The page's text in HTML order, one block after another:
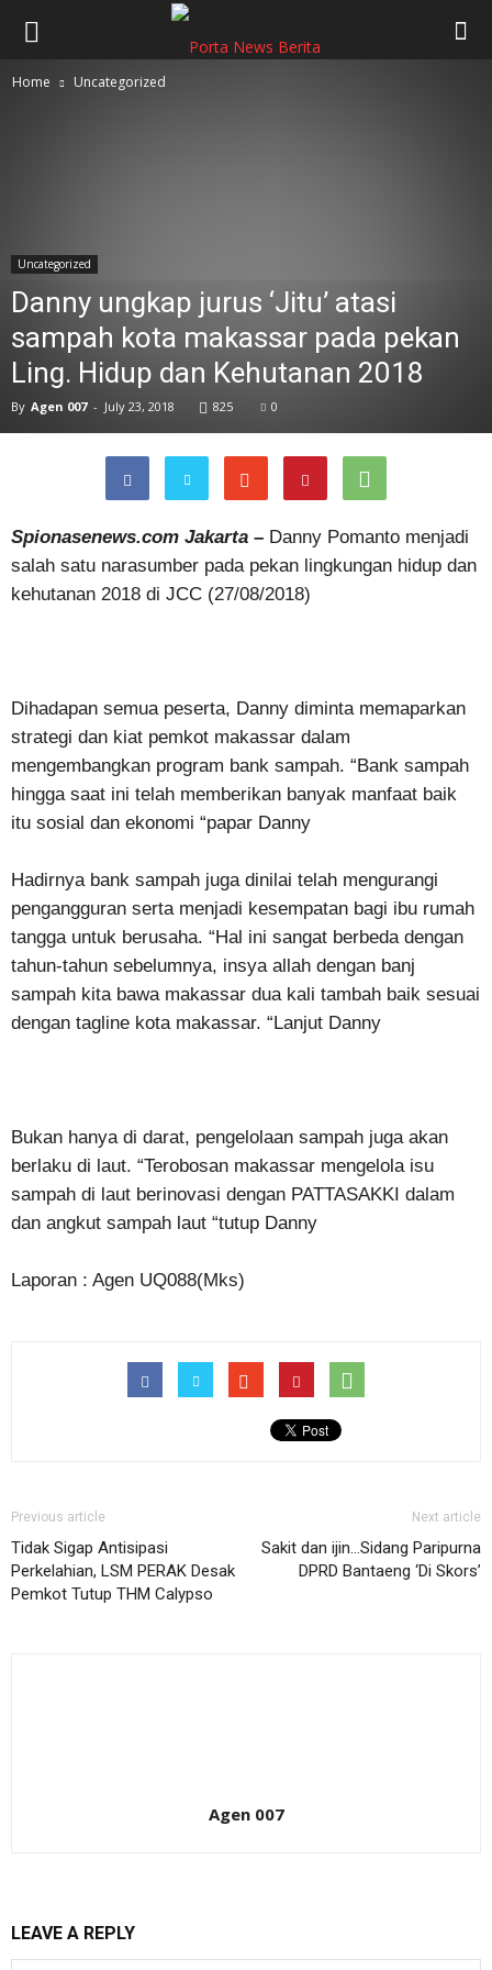
Home Uncategorized
Uncategorized
Danny ungkap jurus ‘Jitu’ atasi
sampah kota makassar pada pekan
Ling. Hidup dan Kehutanan 2018
By Agen 007 - July 23, 2018 825 0
Spionasenews.com Jakarta – Danny Pomanto menjadi
salah satu narasumber pada pekan lingkungan hidup dan
kehutanan 2018 di JCC (27/08/2018)
Dihadapan semua peserta, Danny diminta memaparkan
strategi dan kiat pemkot makassar dalam
mengembangkan program bank sampah. “Bank sampah
hingga saat ini telah memberikan banyak manfaat baik
itu sosial dan ekonomi “papar Danny
Hadirnya bank sampah juga dinilai telah mengurangi
pengangguran serta menjadi kesempatan bagi ibu rumah
tangga untuk berusaha. “Hal ini sangat berbeda dengan
tahun-tahun sebelumnya, insya allah dengan banj
sampah kita bawa makassar dua kali tambah baik sesuai
dengan tagline kota makassar. “Lanjut Danny
Bukan hanya di darat, pengelolaan sampah juga akan
berlaku di laut. “Terobosan makassar mengelola isu
sampah di laut berinovasi dengan PATTASAKKI dalam
dan angkut sampah laut “tutup Danny
Laporan : Agen UQ088(Mks)
Previous article
Tidak Sigap Antisipasi
Perkelahian, LSM PERAK Desak
Pemkot Tutup THM Calypso
Next article
Sakit dan ijin…Sidang Paripurna
DPRD Bantaeng ‘Di Skors’
Agen 007
LEAVE A REPLY